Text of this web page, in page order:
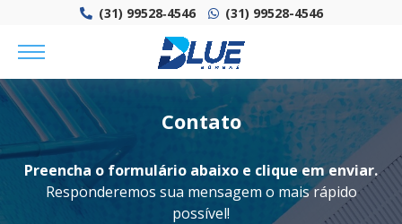
(31) 99528‑4546‬ (31) 99528-4546
Contato
Preencha o formulário abaixo e clique em enviar.
Responderemos sua mensagem o mais rápido
possível!